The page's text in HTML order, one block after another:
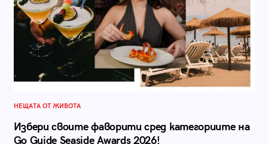
НЕЩАТА ОТ ЖИВОТА
Избери своите фаворити сред категориите на
Go Guide Seaside Awards 2026!